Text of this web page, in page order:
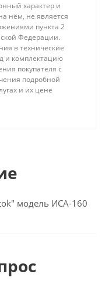
характер и
нём, не является
пункта 2
Федерации.
в технические
и комплектацию
покупателя с
подробной
и их цене
модель ИСА-160